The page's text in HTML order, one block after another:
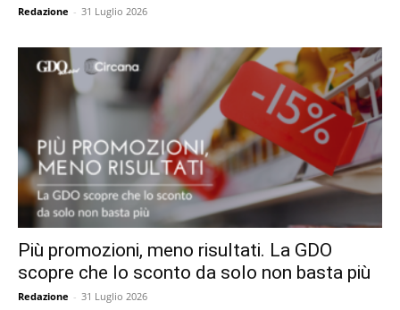
Redazione - 31 Luglio 2026
Più promozioni, meno risultati. La GDO
scopre che lo sconto da solo non basta più
Redazione - 31 Luglio 2026